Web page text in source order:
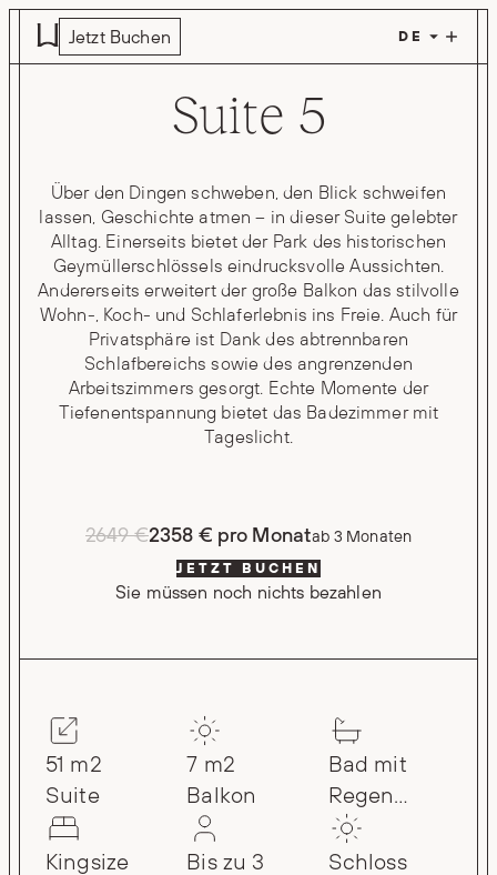
Zum Hauptinhalt springen
Jetzt Buchen
Suite 5
Über den Dingen schweben, den Blick schweifen
lassen, Geschichte atmen – in dieser Suite gelebter
Alltag. Einerseits bietet der Park des historischen
Geymüllerschlössels eindrucksvolle Aussichten.
Andererseits erweitert der große Balkon das stilvolle
Wohn-, Koch- und Schlaferlebnis ins Freie. Auch für
Privatsphäre ist Dank des abtrennbaren
Schlafbereichs sowie des angrenzenden
Arbeitszimmers gesorgt. Echte Momente der
Tiefenentspannung bietet das Badezimmer mit
Tageslicht.
2649 €2358 € pro Monatab 3 Monaten
JETZT BUCHEN
Sie müssen noch nichts bezahlen
51 m2
Suite
Kingsize
und
Einzelzi
mmer
7 m2
Balkon
Bis zu 3
Bad mit
Regend
usche
Schloss